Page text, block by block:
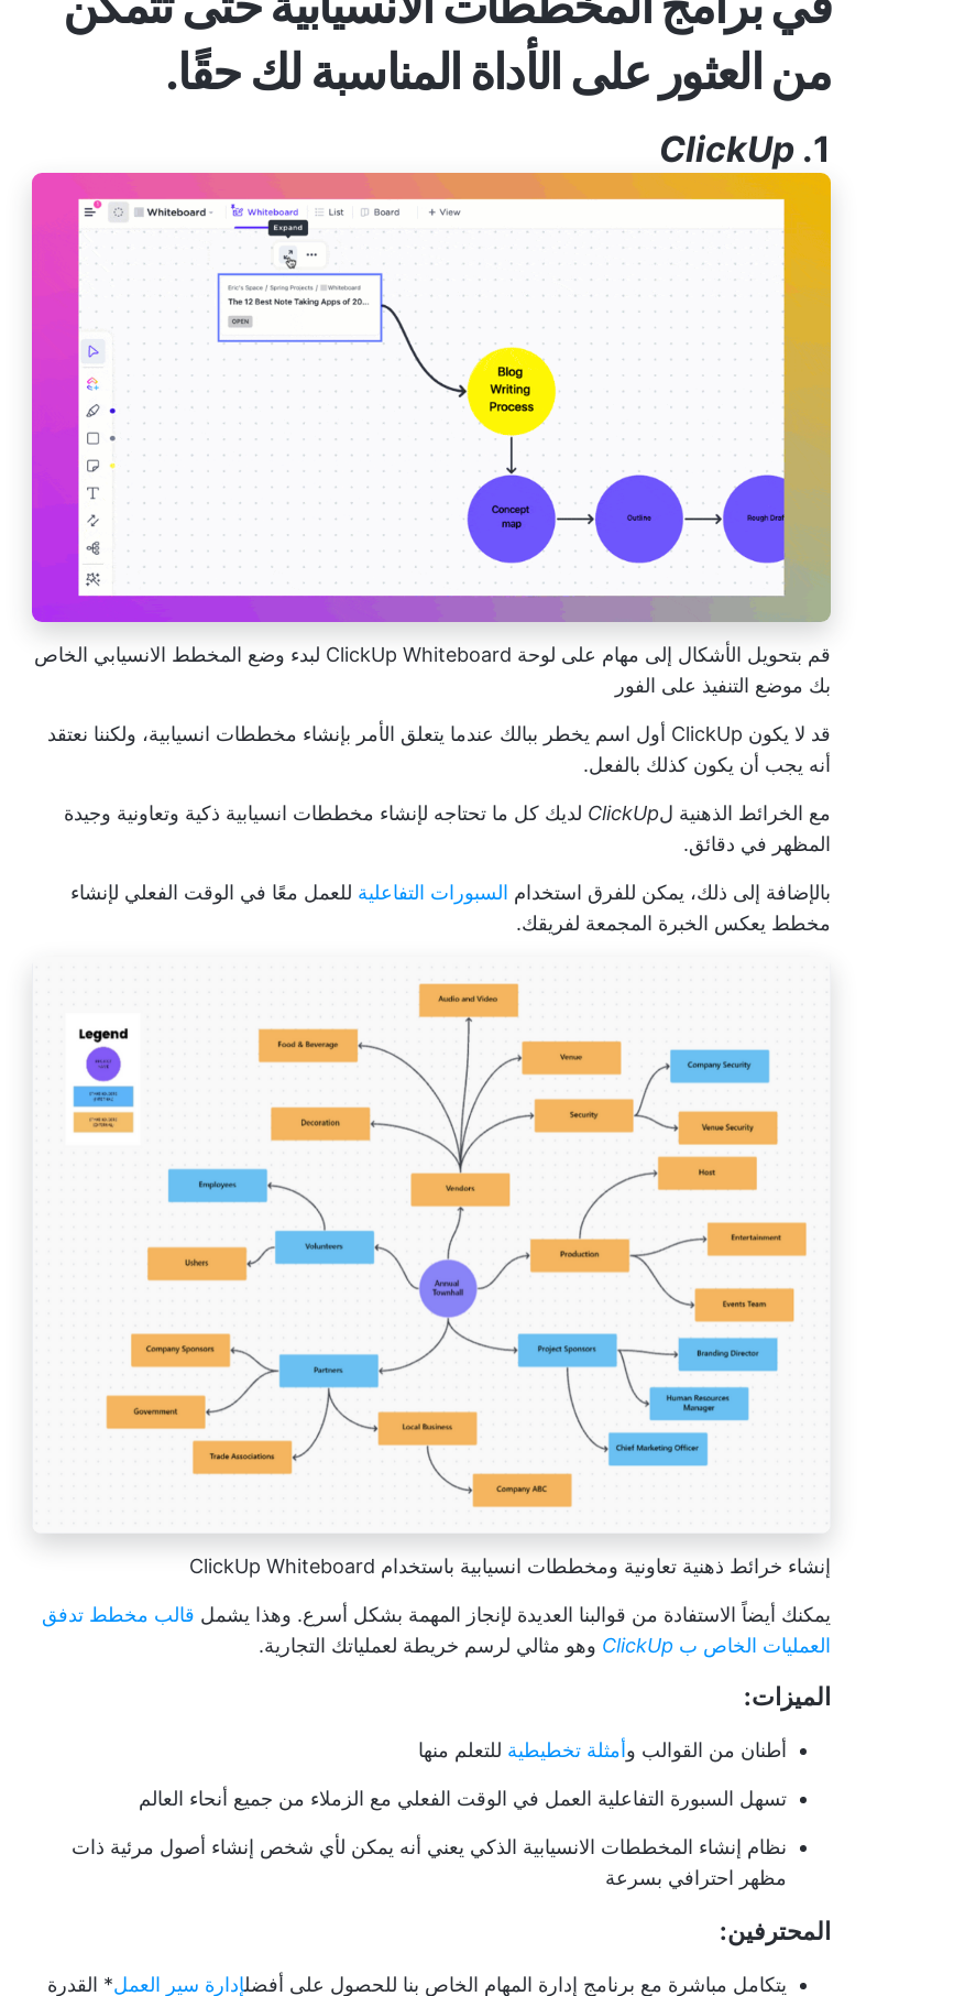
من العثور على الأداة المناسبة لك حقًا.
1.
ClickUp
قم بتحويل الأشكال إلى مهام على لوحة ClickUp Whiteboard لبدء وضع المخطط الانسيابي الخاص
بك موضع التنفيذ على الفور
قد لا يكون ClickUp أول اسم يخطر ببالك عندما يتعلق الأمر بإنشاء مخططات انسيابية، ولكننا نعتقد
أنه يجب أن يكون كذلك بالفعل.
مع الخرائط الذهنية لClickUp لديك كل ما تحتاجه لإنشاء مخططات انسيابية ذكية وتعاونية وجيدة
المظهر في دقائق.
بالإضافة إلى ذلك، يمكن للفرق استخدام السبورات التفاعلية للعمل معًا في الوقت الفعلي لإنشاء
مخطط يعكس الخبرة المجمعة لفريقك.
إنشاء خرائط ذهنية تعاونية ومخططات انسيابية باستخدام ClickUp Whiteboard
يمكنك أيضاً الاستفادة من قوالبنا العديدة لإنجاز المهمة بشكل أسرع. وهذا يشمل قالب مخطط تدفق
العمليات الخاص ب ClickUp وهو مثالي لرسم خريطة لعملياتك التجارية.
الميزات:
أطنان من القوالب وأمثلة تخطيطية للتعلم منها
تسهل السبورة التفاعلية العمل في الوقت الفعلي مع الزملاء من جميع أنحاء العالم
نظام إنشاء المخططات الانسيابية الذكي يعني أنه يمكن لأي شخص إنشاء أصول مرئية ذات
مظهر احترافي بسرعة
المحترفين:
يتكامل مباشرة مع برنامج إدارة المهام الخاص بنا للحصول على أفضلإدارة سير العمل* القدرة